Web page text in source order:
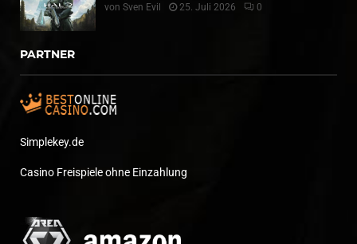
von Sven Evil 25. Juli 2026 0
PARTNER
Simplekey.de
Casino Freispiele ohne Einzahlung